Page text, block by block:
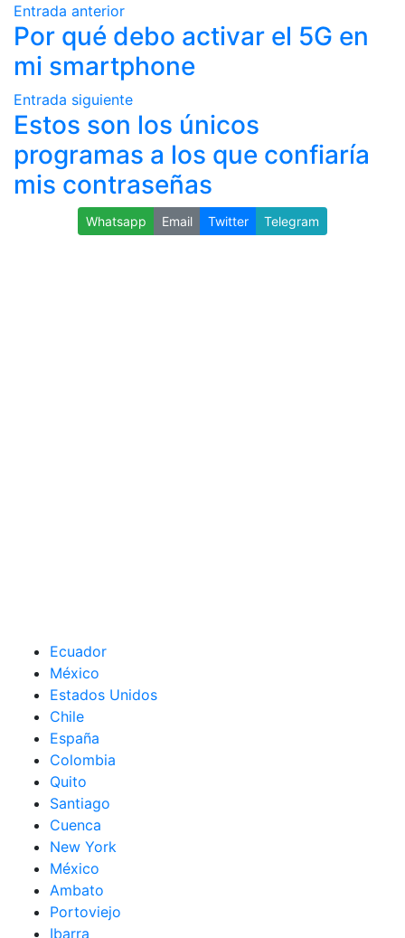
Entrada anterior
Por qué debo activar el 5G en
mi smartphone
Entrada siguiente
Estos son los únicos
programas a los que confiaría
mis contraseñas
Whatsapp Email Twitter Telegram
Ecuador
México
Estados Unidos
Chile
España
Colombia
Quito
Santiago
Cuenca
New York
México
Ambato
Portoviejo
Ibarra